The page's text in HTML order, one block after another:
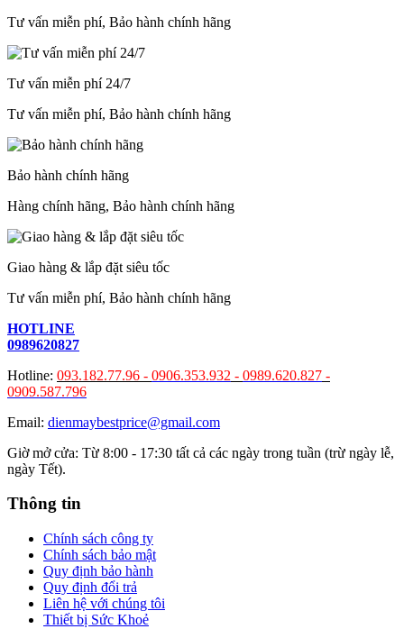
Tư vấn miễn phí, Bảo hành chính hãng
Tư vấn miễn phí 24/7
Tư vấn miễn phí, Bảo hành chính hãng
Bảo hành chính hãng
Hàng chính hãng, Bảo hành chính hãng
Giao hàng & lắp đặt siêu tốc
Tư vấn miễn phí, Bảo hành chính hãng
HOTLINE
0989620827
Hotline: 093.182.77.96 - 0906.353.932 - 0989.620.827 -
0909.587.796
Email: dienmaybestprice@gmail.com
Giờ mở cửa: Từ 8:00 - 17:30 tất cả các ngày trong tuần (trừ ngày lễ,
ngày Tết).
Thông tin
Chính sách công ty
Chính sách bảo mật
Quy định bảo hành
Quy định đổi trả
Liên hệ với chúng tôi
Thiết bị Sức Khoẻ